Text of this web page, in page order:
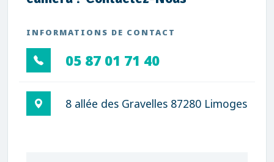
INFORMATIONS DE CONTACT
05 87 01 71 40
8 allée des Gravelles 87280 Limoges